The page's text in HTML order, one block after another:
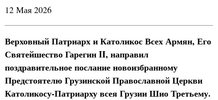
12 Мая 2026
Верховный Патриарх и Католикос Всех Армян, Его
Святейшество Гарегин II, направил
поздравительное послание новоизбранному
Предстоятелю Грузинской Православной Церкви
Католикосу-Патриарху всея Грузии Шио Третьему.